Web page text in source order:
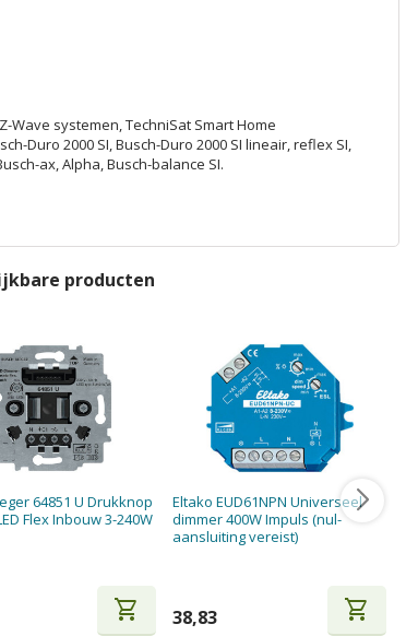
Wave systemen, TechniSat Smart Home
Duro 2000 SI, Busch-Duro 2000 SI lineair, reflex SI,
ax, Alpha, Busch-balance SI.
producten
64851 U Drukknop
Flex Inbouw 3-240W
shopping_cart
Eltako EUD61NPN Universeel
dimmer 400W Impuls (nul-
aansluiting vereist)
38,83 shopping_cart